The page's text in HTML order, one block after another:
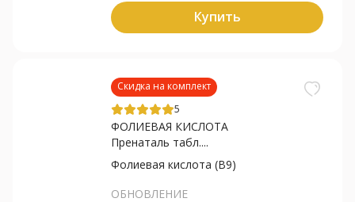
Купить
Скидка на комплект
5
ФОЛИЕВАЯ КИСЛОТА
Пренаталь табл....
Фолиевая кислота (В9)
ОБНОВЛЕНИЕ